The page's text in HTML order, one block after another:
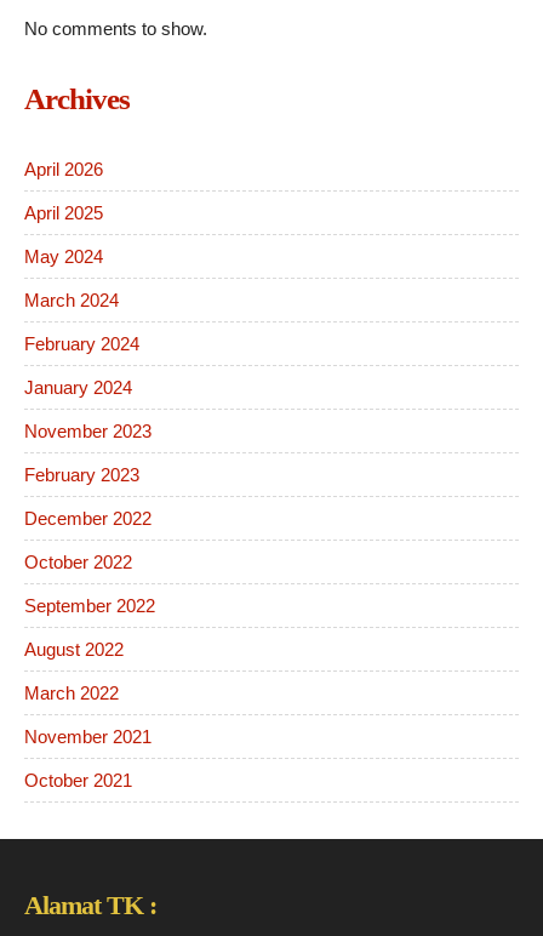
No comments to show.
Archives
April 2026
April 2025
May 2024
March 2024
February 2024
January 2024
November 2023
February 2023
December 2022
October 2022
September 2022
August 2022
March 2022
November 2021
October 2021
Alamat TK :